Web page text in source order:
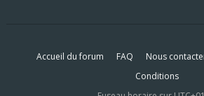
Accueil du forum FAQ Nous
Conditions